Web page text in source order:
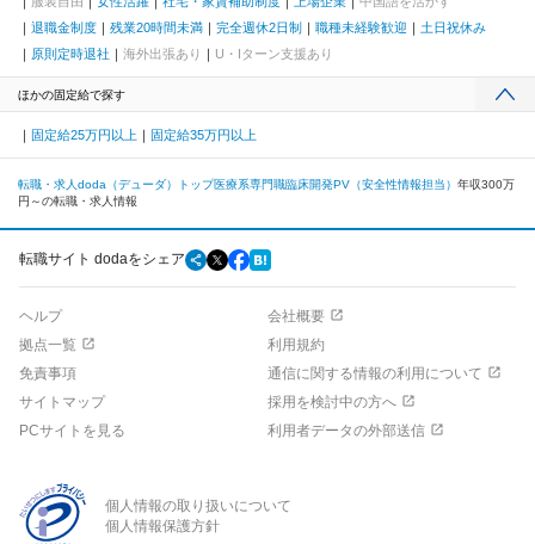
退職金制度
残業20時間未満 完全週休2日制 職種未経験歓迎
土日祝休み
原則定時退社
海外出張あり U・Iターン支援あり
ほかの固定給で探す
固定給25万円以上 固定給35万円以上
転職・求人doda（デューダ）トップ医療系専門職臨床開発PV（安全性情報担当） 年収300万
円～の転職・求人情報
転職サイト dodaをシェア
ヘルプ
会社概要
拠点一覧
利用規約
免責事項
通信に関する情報の利用について
サイトマップ
採用を検討中の方へ
PCサイトを見る
利用者データの外部送信
個人情報の取り扱いについて
個人情報保護方針